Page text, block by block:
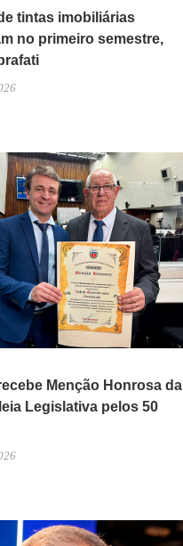
tintas imobiliárias
no primeiro semestre,
Menção Honrosa da
Legislativa pelos 50